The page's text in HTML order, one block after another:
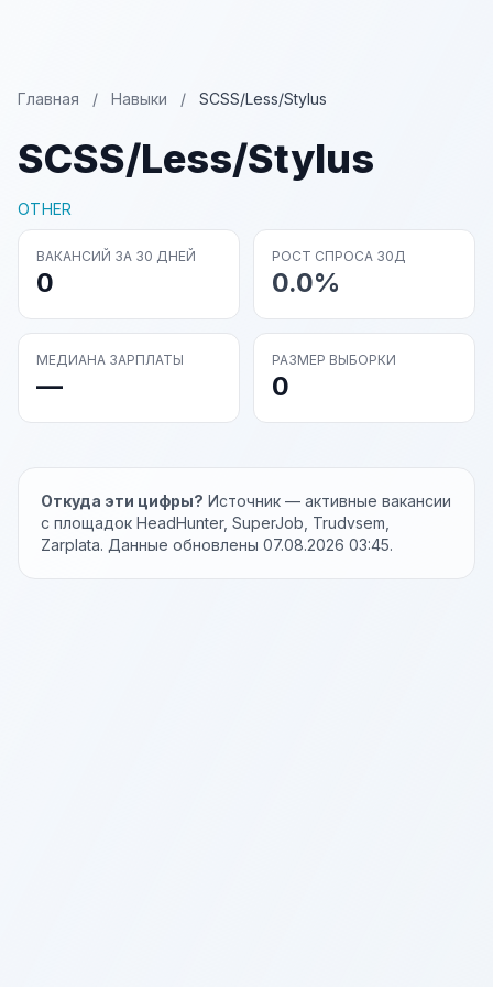
Главная / Навыки / SCSS/Less/Stylus
SCSS/Less/Stylus
OTHER
ВАКАНСИЙ ЗА 30 ДНЕЙ
0
РОСТ СПРОСА 30Д
0.0%
МЕДИАНА ЗАРПЛАТЫ
—
РАЗМЕР ВЫБОРКИ
0
Откуда эти цифры? Источник — активные вакансии
с площадок HeadHunter, SuperJob, Trudvsem,
Zarplata. Данные обновлены 07.08.2026 03:45.